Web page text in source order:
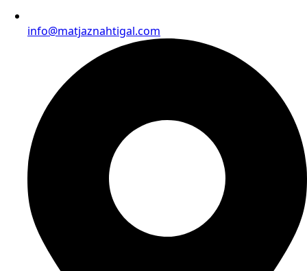
info@matjaznahtigal.com